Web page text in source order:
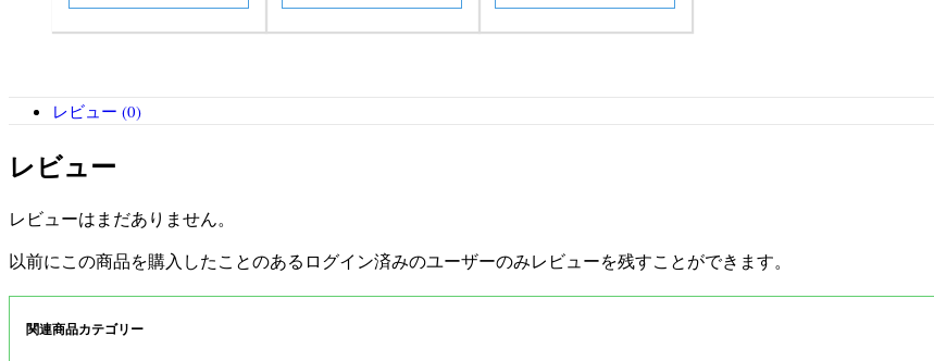
レビュー (0)
レビュー
レビューはまだありません。
以前にこの商品を購入したことのあるログイン済みのユーザーのみレビューを残すことができます。
関連商品カテゴリー